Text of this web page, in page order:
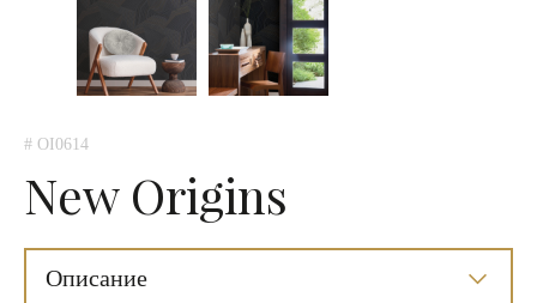
# OI0614
New Origins
Описание